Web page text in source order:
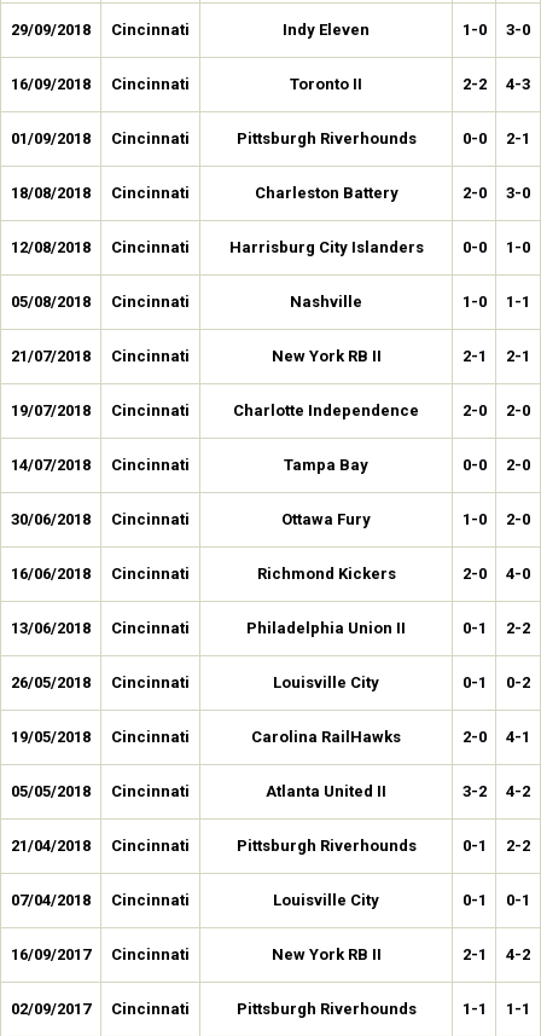
29/09/2018 Cincinnati Indy Eleven 1-0 3-0
16/09/2018 Cincinnati Toronto II 2-2 4-3
01/09/2018 Cincinnati Pittsburgh Riverhounds 0-0 2-1
18/08/2018 Cincinnati Charleston Battery 2-0 3-0
12/08/2018 Cincinnati Harrisburg City Islanders 0-0 1-0
05/08/2018 Cincinnati Nashville 1-0 1-1
21/07/2018 Cincinnati New York RB II 2-1 2-1
19/07/2018 Cincinnati Charlotte Independence 2-0 2-0
14/07/2018 Cincinnati Tampa Bay 0-0 2-0
30/06/2018 Cincinnati Ottawa Fury 1-0 2-0
16/06/2018 Cincinnati Richmond Kickers 2-0 4-0
13/06/2018 Cincinnati Philadelphia Union II 0-1 2-2
26/05/2018 Cincinnati Louisville City 0-1 0-2
19/05/2018 Cincinnati Carolina RailHawks 2-0 4-1
05/05/2018 Cincinnati Atlanta United II 3-2 4-2
21/04/2018 Cincinnati Pittsburgh Riverhounds 0-1 2-2
07/04/2018 Cincinnati Louisville City 0-1 0-1
16/09/2017 Cincinnati New York RB II 2-1 4-2
02/09/2017 Cincinnati Pittsburgh Riverhounds 1-1 1-1